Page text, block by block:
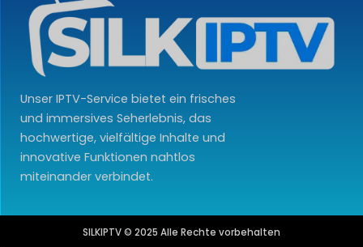
Unser IPTV-Service bietet ein frisches
und immersives Seherlebnis, das
hochwertige, vielfältige Inhalte und
innovative Funktionen nahtlos
miteinander verbindet.
SILKIPTV © 2025 Alle Rechte vorbehalten